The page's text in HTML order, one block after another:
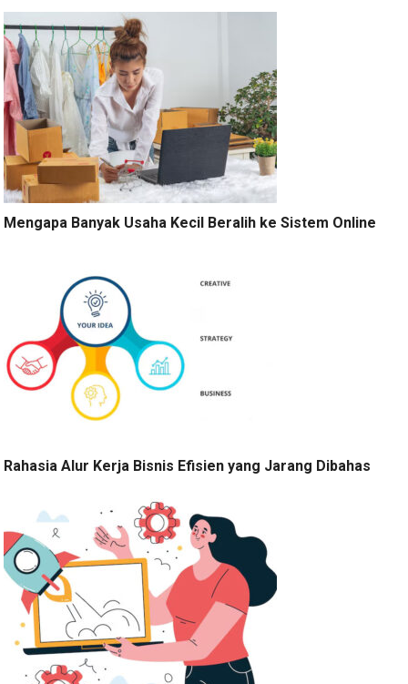
Mengapa Banyak Usaha Kecil Beralih ke Sistem Online
Rahasia Alur Kerja Bisnis Efisien yang Jarang Dibahas